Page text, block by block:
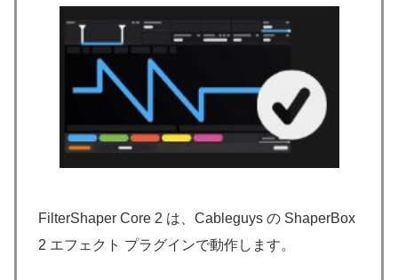
FilterShaper Core 2 は、Cableguys の ShaperBox
2 エフェクト プラグインで動作します。